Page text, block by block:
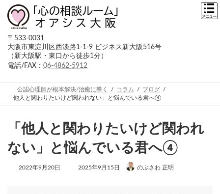
〒533-0031
大阪市東淀川区西淡路1-1-9 ビジネス新大阪516号
（新大阪駅・東口から徒歩1分）
電話/FAX： 06-4862-5912
公認心理師が根本解決/治癒に導く コラム
ブログ
「他人と関わりたいけど関われない」と悩んでいる君へ④
「他人と関わりたいけど関われ
ない」と悩んでいる君へ④
2022年9月20日
最
2025年9月15日 のぶさわ 正明